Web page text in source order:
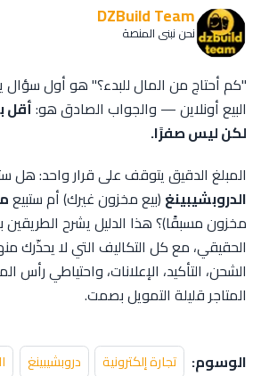
DZBuild Team
نحن نبني المنصة
"كم أحتاج من المال للبدء؟" هو أول سؤال
البيع أونلاين — والجواب الصادق هو:أقل
لكن ليس صفرًا.
المبلغ الدقيق يتوقف على قرار واحد: هل
الدروبشيبينغ (بيع مخزون غيرك) أم ستبيع
مخزون مسبقًا)؟ هذا الدليل يشرح الطريقين
الحقيقي، مع كل التكاليف التي لا يحذّرك
الشحن، التأكيد، الإعلانات، واحتياطي رأس
المتاجر قليلة التمويل بصمت.
الوسوم: تجارة إلكترونية دروبشيبينغ